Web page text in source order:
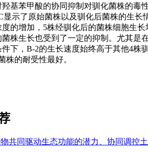
基苯甲酸的协同抑制对驯化菌株的毒
显示了原始菌株以及驯化后菌株的生
的增加，5株经驯化后的菌株细胞生
株生长也受到了一定的抑制。尤其是
下，B-2的生长速度始终高于其他4
株的耐受性最好。
共同驱动生态功能的潜力、协同调控